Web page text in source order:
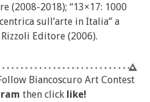
(2008-2018); “13×17: 1000
sull’arte in Italia” a
Editore (2006).
Biancoscuro Art Contest
then click like!